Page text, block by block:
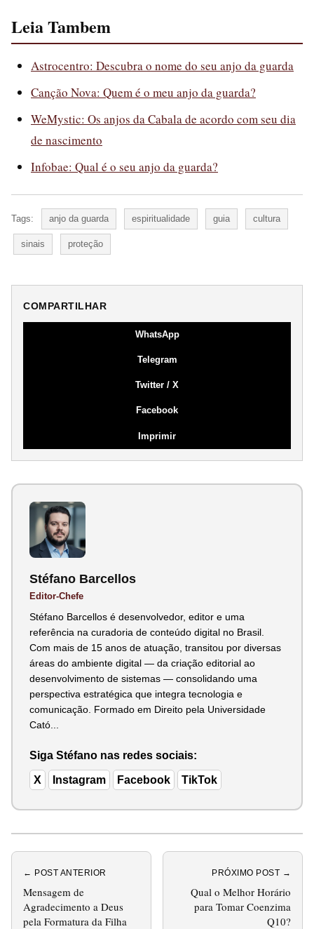
Leia Tambem
Astrocentro: Descubra o nome do seu anjo da guarda
Canção Nova: Quem é o meu anjo da guarda?
WeMystic: Os anjos da Cabala de acordo com seu dia
de nascimento
Infobae: Qual é o seu anjo da guarda?
Tags: anjo da guarda espiritualidade guia cultura
sinais proteção
COMPARTILHAR
WhatsApp
Telegram
Twitter / X
Facebook
Imprimir
Stéfano Barcellos
Editor-Chefe
Stéfano Barcellos é desenvolvedor, editor e uma
referência na curadoria de conteúdo digital no Brasil.
Com mais de 15 anos de atuação, transitou por diversas
áreas do ambiente digital — da criação editorial ao
desenvolvimento de sistemas — consolidando uma
perspectiva estratégica que integra tecnologia e
comunicação. Formado em Direito pela Universidade
Cató...
Siga Stéfano nas redes sociais:
X Instagram Facebook TikTok
← POST ANTERIOR
Mensagem de
Agradecimento a Deus
pela Formatura da Filha
PRÓXIMO POST →
Qual o Melhor Horário
para Tomar Coenzima
Q10?